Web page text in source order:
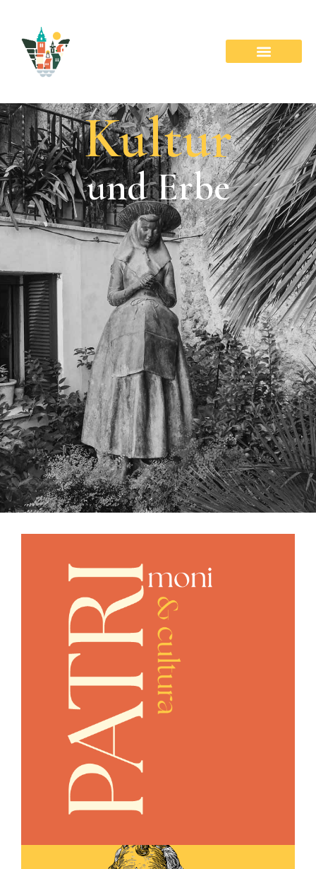
Kultur
und Erbe